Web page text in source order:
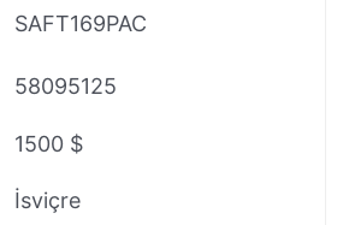
SAFT169PAC
58095125
1500 $
İsviçre